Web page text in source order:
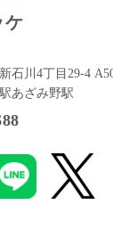
ケ
石川4丁目29-4
あざみ野駅